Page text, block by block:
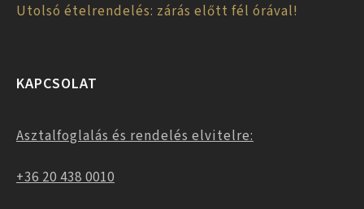
Utolsó ételrendelés: zárás előtt fél órával!
KAPCSOLAT
Asztalfoglalás és rendelés elvitelre:
+36 20 438 0010